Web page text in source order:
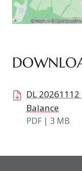
DL
Balance
PDF | 3 MB